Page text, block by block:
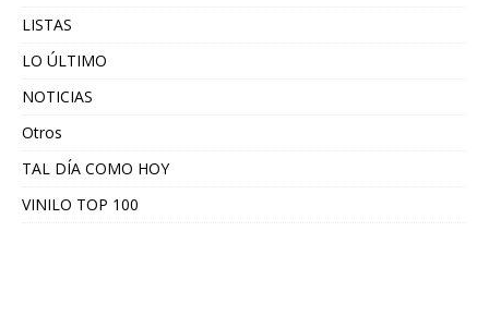
LISTAS
LO ÚLTIMO
NOTICIAS
Otros
TAL DÍA COMO HOY
VINILO TOP 100